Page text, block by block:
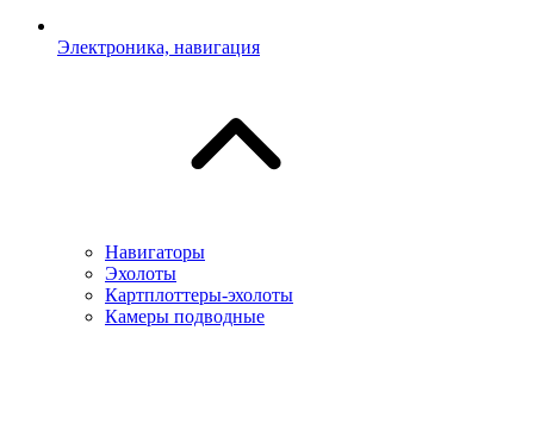
Электроника, навигация
Навигаторы
Эхолоты
Картплоттеры-эхолоты
Камеры подводные